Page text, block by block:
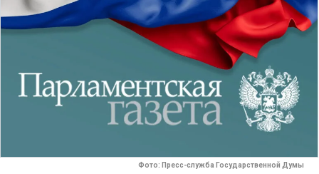
Фото: Пресс-служба Государственной Думы